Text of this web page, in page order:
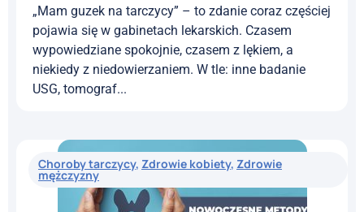
„Mam guzek na tarczycy” – to zdanie coraz częściej
pojawia się w gabinetach lekarskich. Czasem
wypowiedziane spokojnie, czasem z lękiem, a
niekiedy z niedowierzaniem. W tle: inne badanie
USG, tomograf...
Choroby tarczycy, Zdrowie kobiety, Zdrowie
mężczyzny